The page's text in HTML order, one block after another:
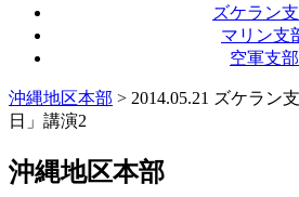
ズケラン
マリン支
空軍支部
沖縄地区本部 > 2014.05.21 ズケラン
日」講演2
沖縄地区本部